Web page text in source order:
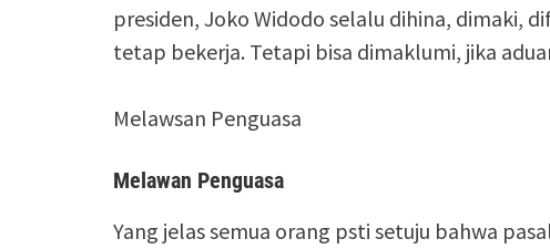
presiden, Joko Widodo selalu dihina, dimaki,
tetap bekerja. Tetapi bisa dimaklumi, jika
Melawsan Penguasa
Melawan Penguasa
Yang jelas semua orang psti setuju bahwa